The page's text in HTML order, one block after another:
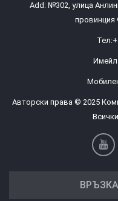
Add: №302, улица
провинция
Тел:
Авторски права © 2025